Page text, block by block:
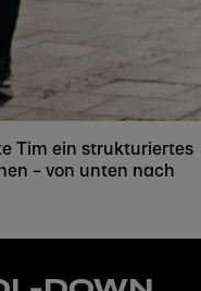
Tim ein strukturiertes
– von unten nach